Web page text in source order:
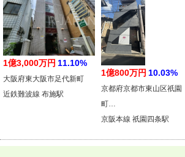
1億3,000万円 11.10%
大阪府東大阪市足代新町
近鉄難波線 布施駅
1億800万円 10.03%
京都府京都市東山区祇園
町…
京阪本線 祇園四条駅